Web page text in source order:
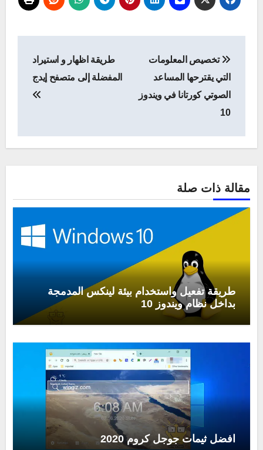
المقالات
تخصيص المعلومات
التي يقترحها المساعد
الصوتي كورتانا في ويندوز
10
طريقة اظهار و استيراد
المفضلة إلى متصفح إيدج
مقالة ذات صلة
طريقة تفعيل واستخدام بيئة لينكس المدمجة
بداخل نظام ويندوز 10
افضل ثيمات جوجل كروم 2020